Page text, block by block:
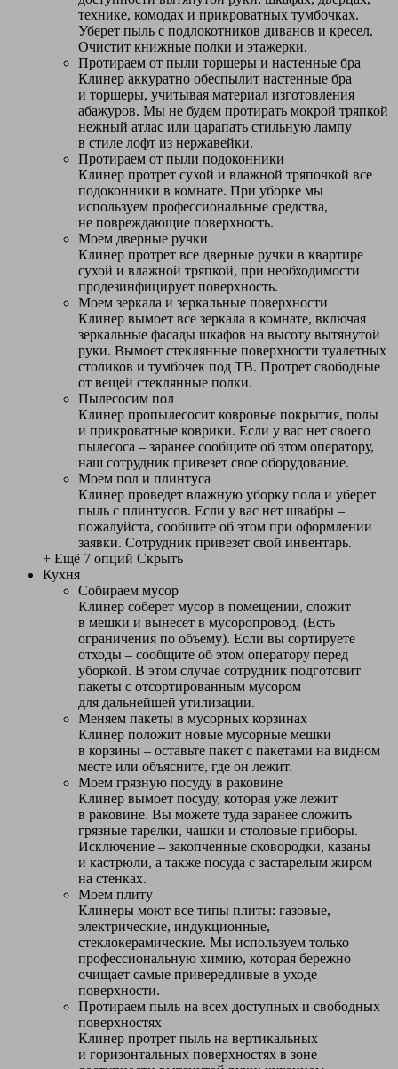
технике, комодах и прикроватных тумбочках.
Уберет пыль с подлокотников диванов и кресел.
Очистит книжные полки и этажерки.
Протираем от пыли торшеры и настенные бра
Клинер аккуратно обеспылит настенные бра
и торшеры, учитывая материал изготовления
абажуров. Мы не будем протирать мокрой тряпкой
нежный атлас или царапать стильную лампу
в стиле лофт из нержавейки.
Протираем от пыли подоконники
Клинер протрет сухой и влажной тряпочкой все
подоконники в комнате. При уборке мы
используем профессиональные средства,
не повреждающие поверхность.
Моем дверные ручки
Клинер протрет все дверные ручки в квартире
сухой и влажной тряпкой, при необходимости
продезинфицирует поверхность.
Моем зеркала и зеркальные поверхности
Клинер вымоет все зеркала в комнате, включая
зеркальные фасады шкафов на высоту вытянутой
руки. Вымоет стеклянные поверхности туалетных
столиков и тумбочек под ТВ. Протрет свободные
от вещей стеклянные полки.
Пылесосим пол
Клинер пропылесосит ковровые покрытия, полы
и прикроватные коврики. Если у вас нет своего
пылесоса – заранее сообщите об этом оператору,
наш сотрудник привезет свое оборудование.
Моем пол и плинтуса
Клинер проведет влажную уборку пола и уберет
пыль с плинтусов. Если у вас нет швабры –
пожалуйста, сообщите об этом при оформлении
заявки. Сотрудник привезет свой инвентарь.
+ Ещё 7 опций Скрыть
Кухня
Собираем мусор
Клинер соберет мусор в помещении, сложит
в мешки и вынесет в мусоропровод. (Есть
ограничения по объему). Если вы сортируете
отходы – сообщите об этом оператору перед
уборкой. В этом случае сотрудник подготовит
пакеты с отсортированным мусором
для дальнейшей утилизации.
Меняем пакеты в мусорных корзинах
Клинер положит новые мусорные мешки
в корзины – оставьте пакет с пакетами на видном
месте или объясните, где он лежит.
Моем грязную посуду в раковине
Клинер вымоет посуду, которая уже лежит
в раковине. Вы можете туда заранее сложить
грязные тарелки, чашки и столовые приборы.
Исключение – закопченные сковородки, казаны
и кастрюли, а также посуда с застарелым жиром
на стенках.
Моем плиту
Клинеры моют все типы плиты: газовые,
электрические, индукционные,
стеклокерамические. Мы используем только
профессиональную химию, которая бережно
очищает самые привередливые в уходе
поверхности.
Протираем пыль на всех доступных и свободных
поверхностях
Клинер протрет пыль на вертикальных
и горизонтальных поверхностях в зоне